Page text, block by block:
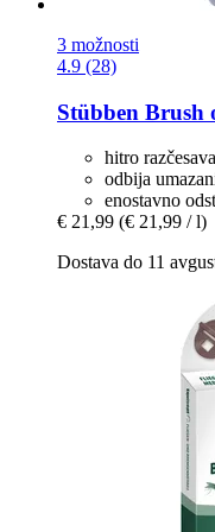
3 možnosti
4.9 (28)
Stübben Brush
hitro
odbija
enostavno
€ 21,99 (€ 21,99 / l)
Dostava do 11